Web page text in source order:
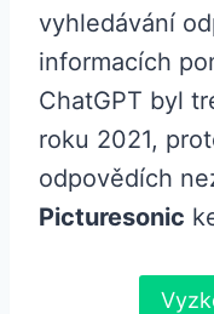
vyhledávání
informacích
ChatGPT byl
roku 2021,
odpovědích
Picturesonic